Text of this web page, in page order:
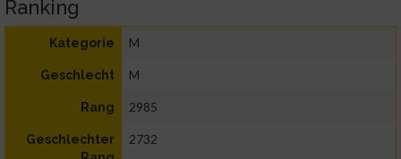
Ranking
Kategorie M
Geschlecht M
Rang 2985
Geschlechter
2732